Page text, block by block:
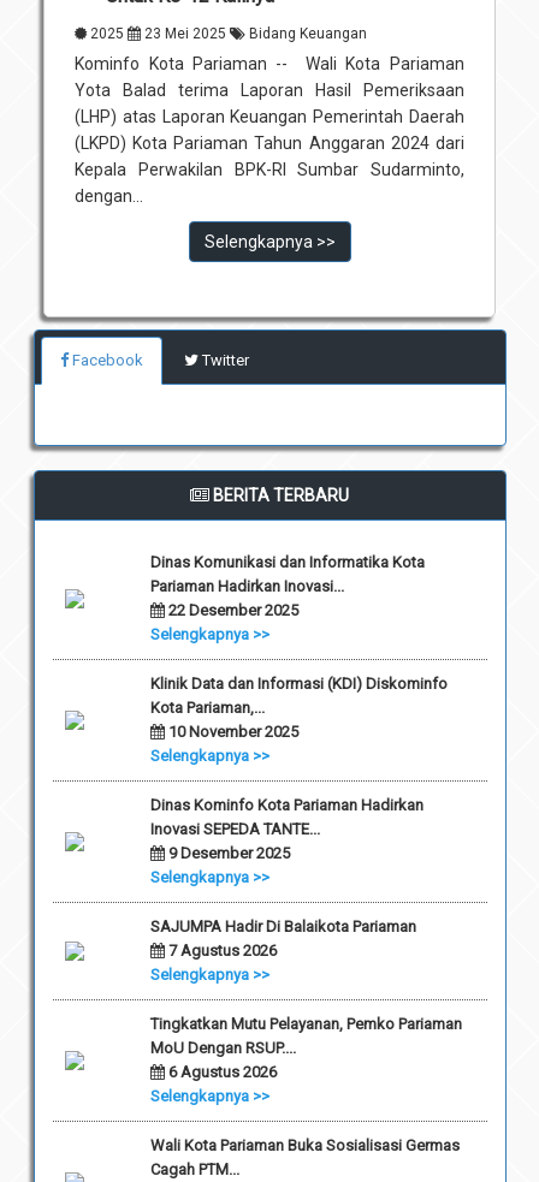
2025 23 Mei 2025 Bidang Keuangan
Kominfo Kota Pariaman -- Wali Kota Pariaman
Yota Balad terima Laporan Hasil Pemeriksaan
(LHP) atas Laporan Keuangan Pemerintah Daerah
(LKPD) Kota Pariaman Tahun Anggaran 2024 dari
Kepala Perwakilan BPK-RI Sumbar Sudarminto,
dengan...
Selengkapnya >>
Facebook Twitter
BERITA TERBARU
Dinas Komunikasi dan Informatika Kota
Pariaman Hadirkan Inovasi...
22 Desember 2025
Selengkapnya >>
Klinik Data dan Informasi (KDI) Diskominfo
Kota Pariaman,...
10 November 2025
Selengkapnya >>
Dinas Kominfo Kota Pariaman Hadirkan
Inovasi SEPEDA TANTE...
9 Desember 2025
Selengkapnya >>
SAJUMPA Hadir Di Balaikota Pariaman
7 Agustus 2026
Selengkapnya >>
Tingkatkan Mutu Pelayanan, Pemko Pariaman
MoU Dengan RSUP....
6 Agustus 2026
Selengkapnya >>
Wali Kota Pariaman Buka Sosialisasi Germas
Cagah PTM...